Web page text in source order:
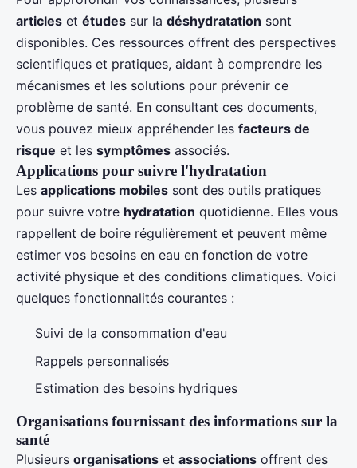
articles et études sur la déshydratation sont
disponibles. Ces ressources offrent des perspectives
scientifiques et pratiques, aidant à comprendre les
mécanismes et les solutions pour prévenir ce
problème de santé. En consultant ces documents,
vous pouvez mieux appréhender les facteurs de
risque et les symptômes associés.
Applications pour suivre l'hydratation
Les applications mobiles sont des outils pratiques
pour suivre votre hydratation quotidienne. Elles vous
rappellent de boire régulièrement et peuvent même
estimer vos besoins en eau en fonction de votre
activité physique et des conditions climatiques. Voici
quelques fonctionnalités courantes :
Suivi de la consommation d'eau
Rappels personnalisés
Estimation des besoins hydriques
Organisations fournissant des informations sur la
santé
Plusieurs organisations et associations offrent des